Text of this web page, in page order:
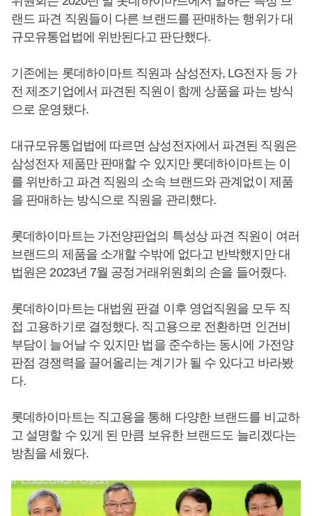
랜드 파견 직원들이 다른 브랜드를 판매하는 행위가 대
규모유통업법에 위반된다고 판단했다.
기존에는 롯데하이마트 직원과 삼성전자, LG전자 등 가
전 제조기업에서 파견된 직원이 함께 상품을 파는 방식
으로 운영됐다.
대규모유통업법에 따르면 삼성전자에서 파견된 직원은
삼성전자 제품만 판매할 수 있지만 롯데하이마트는 이
를 위반하고 파견 직원의 소속 브랜드와 관계없이 제품
을 판매하는 방식으로 직원을 관리했다.
롯데하이마트는 가전양판업의 특성상 파견 직원이 여러
브랜드의 제품을 소개할 수밖에 없다고 반박했지만 대
법원은 2023년 7월 공정거래위원회의 손을 들어줬다.
롯데하이마트는 대법원 판결 이후 영업직원을 모두 직
접 고용하기로 결정했다. 직고용으로 전환하면 인건비
부담이 늘어날 수 있지만 법을 준수하는 동시에 가전양
판점 경쟁력을 끌어올리는 계기가 될 수 있다고 바라봤
다.
롯데하이마트는 직고용을 통해 다양한 브랜드를 비교하
고 설명할 수 있게 된 만큼 보유한 브랜드도 늘리겠다는
방침을 세웠다.